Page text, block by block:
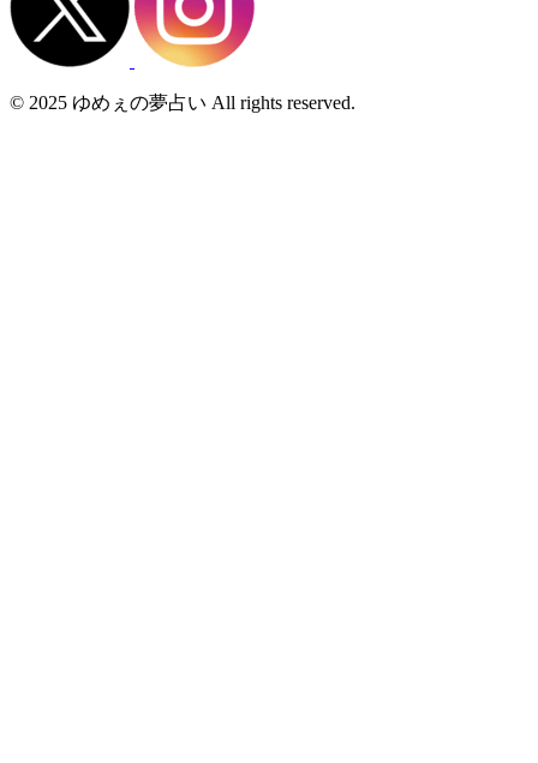
© 2025 ゆめぇの夢占い All rights reserved.